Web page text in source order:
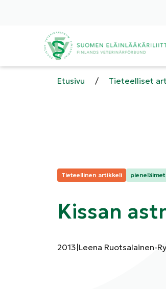
Etusivu / Tieteelliset
Kategoriat:
Tieteellinen artikkeli pieneläimet
Kissan
Julkaisuvuosi:
2013|Kirjoittajat:
Leena Ruotsalainen-